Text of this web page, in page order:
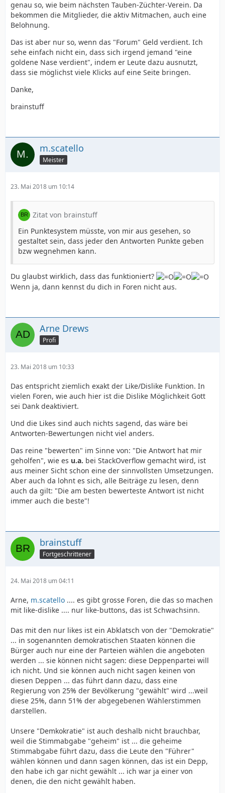
genau so, wie beim nächsten Tauben-Züchter-Verein. Da
bekommen die Mitglieder, die aktiv Mitmachen, auch eine
Belohnung.
Das ist aber nur so, wenn das "Forum" Geld verdient. Ich
sehe einfach nicht ein, dass sich irgend jemand "eine
goldene Nase verdient", indem er Leute dazu ausnutzt,
dass sie möglichst viele Klicks auf eine Seite bringen.
Danke,
brainstuff
m.scatello
Meister
23. Mai 2018 um 10:14
Zitat von brainstuff
Ein Punktesystem müsste, von mir aus gesehen, so
gestaltet sein, dass jeder den Antworten Punkte geben
bzw wegnehmen kann.
Du glaubst wirklich, dass das funktioniert?
Wenn ja, dann kennst du dich in Foren nicht aus.
Arne Drews
Profi
23. Mai 2018 um 10:33
Das entspricht ziemlich exakt der Like/Dislike Funktion. In
vielen Foren, wie auch hier ist die Dislike Möglichkeit Gott
sei Dank deaktiviert.
Und die Likes sind auch nichts sagend, das wäre bei
Antworten-Bewertungen nicht viel anders.
Das reine "bewerten" im Sinne von: "Die Antwort hat mir
geholfen", wie es u.a. bei StackOverflow gemacht wird, ist
aus meiner Sicht schon eine der sinnvollsten Umsetzungen.
Aber auch da lohnt es sich, alle Beiträge zu lesen, denn
auch da gilt: "Die am besten bewerteste Antwort ist nicht
immer auch die beste"!
brainstuff
Fortgeschrittener
24. Mai 2018 um 04:11
Arne, m.scatello .... es gibt grosse Foren, die das so machen
mit like-dislike .... nur like-buttons, das ist Schwachsinn.
Das mit den nur likes ist ein Abklatsch von der "Demokratie"
... in sogenannten demokratischen Staaten können die
Bürger auch nur eine der Parteien wählen die angeboten
werden ... sie können nicht sagen: diese Deppenpartei will
ich nicht. Und sie können auch nicht sagen keinen von
diesen Deppen ... das führt dann dazu, dass eine
Regierung von 25% der Bevölkerung "gewählt" wird ...weil
diese 25%, dann 51% der abgegebenen Wählerstimmen
darstellen.
Unsere "Demkokratie" ist auch deshalb nicht brauchbar,
weil die Stimmabgabe "geheim" ist ... die geheime
Stimmabgabe führt dazu, dass die Leute den "Führer"
wählen können und dann sagen können, das ist ein Depp,
den habe ich gar nicht gewählt ... ich war ja einer von
denen, die den nicht gewählt haben.